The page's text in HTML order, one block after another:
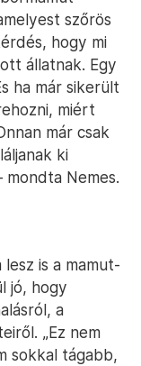
szőrös
hogy mi
állatnak. Egy
ha már sikerült
miért
már csak
ki
mondta Nemes.
is a mamut-
jó, hogy
a
„Ez nem
sokkal tágabb,